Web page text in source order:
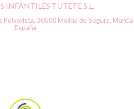
INFANTILES TUTETE S.L.
Polvorista, 30500 Molina de Segura, Murcia
España